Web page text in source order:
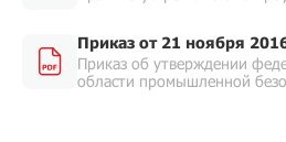
Приказ от 21 ноября
Приказ об утверждении
области промышленной